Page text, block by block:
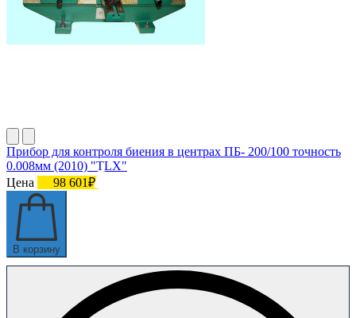
Прибор для контроля биения в центрах ПБ- 200/100 точность
0.008мм (2010) "TLX"
Цена
98 601₽
В корзину